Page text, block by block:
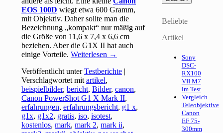
EOS 100D wiegt etwa 600 Gramm,
mit Objektiv. Daher sollte man die
Bezeichnung „kompakt“ nur mäßig auf
die Größe von 11,6 x 7,4 x 6,6 cm
beziehen. Aber die G1X II hat auch
einige Vorteile.Weiterlesen →
Veröffentlicht unter Testberichte |
Verschlagwortet mit artikel,
beispielbilder,bericht,Bilder,canon,
Canon PowerShot G1 X Mark II,
erfahrungen,erfahrungsbericht, g1 x,
g1x, g1x2, gratis,iso,isotest,
kostenlos,mark,mark 2,mark ii,
Beliebte
Artikel
Sony
DSC-
RX100
VII M7
im Test
Vergleich
Teleobjektive
Canon
EF 75-
300mm